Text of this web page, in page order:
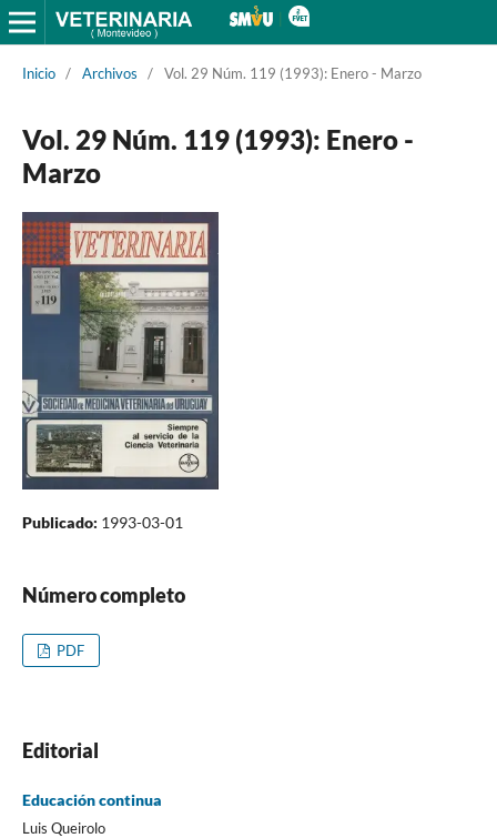
Inicio / Archivos / Vol. 29 Núm. 119 (1993): Enero - Marzo
Vol. 29 Núm. 119 (1993): Enero -
Marzo
Publicado: 1993-03-01
Número completo
PDF
Editorial
Educación continua
Luis Queirolo